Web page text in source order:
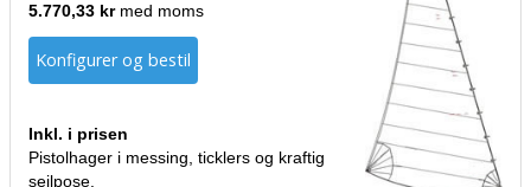
5.770,33 krmed moms
Konfigurer og bestil
Inkl. i prisen
Pistolhager i messing, ticklers og kraftig
sejlpose.